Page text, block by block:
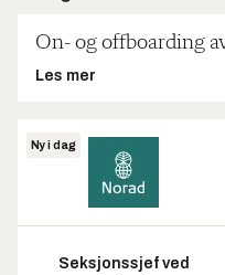
On- og offboarding
Les mer
Ny i dag
Seksjonssjef ved